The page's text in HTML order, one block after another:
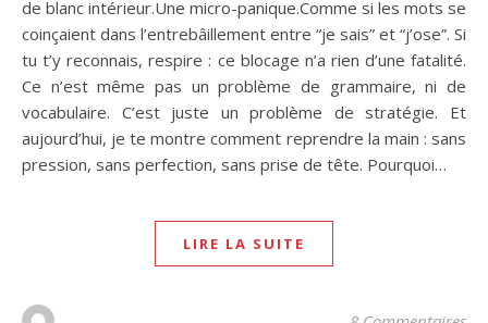
de blanc intérieur.Une micro-panique.Comme si les mots se
coinçaient dans l’entrebâillement entre “je sais” et “j’ose”. Si
tu t’y reconnais, respire : ce blocage n’a rien d’une fatalité.
Ce n’est même pas un problème de grammaire, ni de
vocabulaire. C’est juste un problème de stratégie. Et
aujourd’hui, je te montre comment reprendre la main : sans
pression, sans perfection, sans prise de tête. Pourquoi…
LIRE LA SUITE